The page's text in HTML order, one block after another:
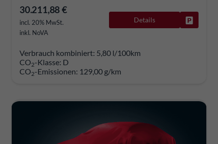
30.211,88 €
incl. 20% MwSt.
inkl. NoVA
Details
Verbrauch kombiniert: 5,80 l/100km
CO2-Klasse: D
CO2-Emissionen: 129,00 g/km